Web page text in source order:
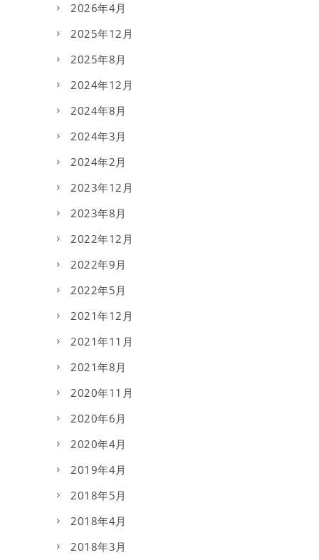
2026年4月
2025年12月
2025年8月
2024年12月
2024年8月
2024年3月
2024年2月
2023年12月
2023年8月
2022年12月
2022年9月
2022年5月
2021年12月
2021年11月
2021年8月
2020年11月
2020年6月
2020年4月
2019年4月
2018年5月
2018年4月
2018年3月